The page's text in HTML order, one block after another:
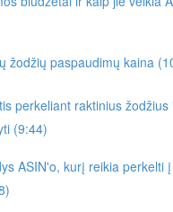
žodžių paspaudimų kaina
perkeliant raktinius žodžius
(9:44)
ASIN'o, kurį reikia perkelti